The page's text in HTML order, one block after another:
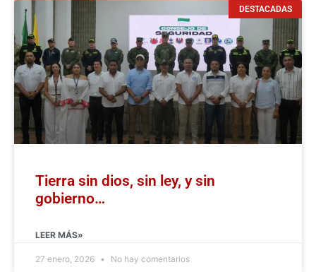
DESTACADAS
Tierra sin dios, sin ley, y sin
gobierno…
LEER MÁS»
27 enero, 2026 No hay comentarios